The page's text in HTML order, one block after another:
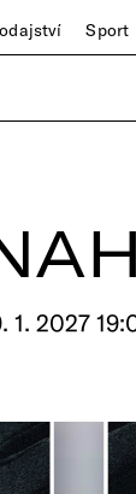
Sport
1. 2027